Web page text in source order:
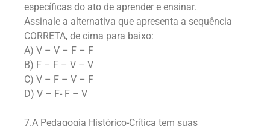
específicas do ato de aprender e ensinar.
Assinale a alternativa que apresenta a sequência
CORRETA, de cima para baixo:
A) V – V – F – F
B) F – F – V – V
C) V – F – V – F
D) V – F- F – V
7.A Pedagogia Histórico-Crítica tem suas